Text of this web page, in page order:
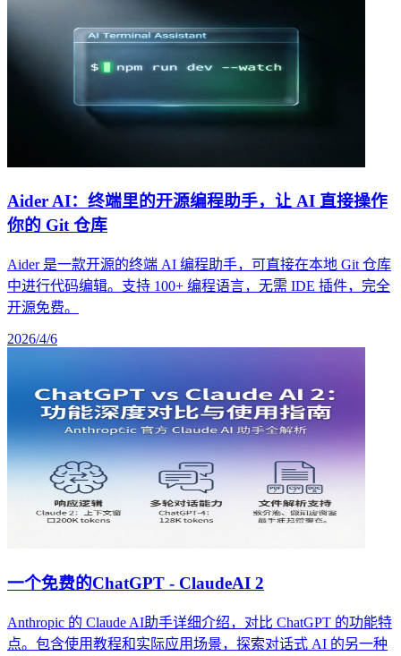
Aider AI：终端里的开源编程助手，让 AI 直接操作
你的 Git 仓库
Aider 是一款开源的终端 AI 编程助手，可直接在本地 Git 仓库
中进行代码编辑。支持 100+ 编程语言，无需 IDE 插件，完全
开源免费。
2026/4/6
一个免费的ChatGPT - ClaudeAI 2
Anthropic 的 Claude AI助手详细介绍，对比 ChatGPT 的功能特
点。包含使用教程和实际应用场景，探索对话式 AI 的另一种